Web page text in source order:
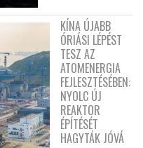
KÍNA ÚJABB
ÓRIÁSI LÉPÉST
TESZ AZ
ATOMENERGIA
FEJLESZTÉSÉBEN:
NYOLC ÚJ
REAKTOR
ÉPÍTÉSÉT
HAGYTÁK JÓVÁ